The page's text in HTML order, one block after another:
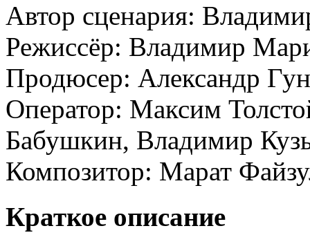
Автор сценария:
Режиссёр: Владимир
Продюсер: Александр
Оператор: Максим
Бабушкин, Владимир
Композитор: Марат
Краткое описание